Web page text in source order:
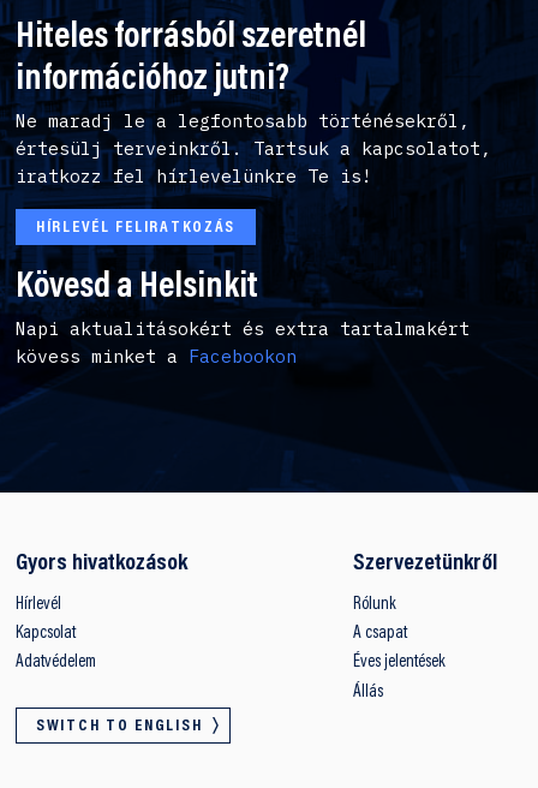
Hiteles forrásból szeretnél
információhoz jutni?
Ne maradj le a legfontosabb történésekről,
értesülj terveinkről. Tartsuk a kapcsolatot,
iratkozz fel hírlevelünkre Te is!
HÍRLEVÉL FELIRATKOZÁS
Kövesd a Helsinkit
Napi aktualitásokért és extra tartalmakért
kövess minket a Facebookon
Gyors hivatkozások
Hírlevél
Kapcsolat
Adatvédelem
SWITCH TO ENGLISH
Szervezetünkről
Rólunk
A csapat
Éves jelentések
Állás